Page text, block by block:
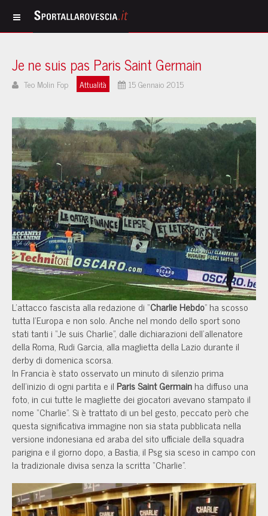
Je ne suis pas Paris Saint Germain
Teo Molin Fop Attualità 15 Gennaio 2015
L'attacco fascista alla redazione di “Charlie Hebdo” ha scosso
tutta l'Europa e non solo. Anche nel mondo dello sport sono
stati tanti i “Je suis Charlie”, dalle dichiarazioni dell'allenatore
della Roma, Rudi Garcia, alla maglietta della Lazio durante il
derby di domenica scorsa.
In Francia è stato osservato un minuto di silenzio prima
dell'inizio di ogni partita e il Paris Saint Germainha diffuso una
foto, in cui tutte le magliette dei giocatori avevano stampato il
nome “Charlie”. Si è trattato di un bel gesto, peccato però che
questa significativa immagine non sia stata pubblicata nella
versione indonesiana ed araba del sito ufficiale della squadra
parigina e il giorno dopo, a Bastia, il Psg sia sceso in campo con
la tradizionale divisa senza la scritta “Charlie”.